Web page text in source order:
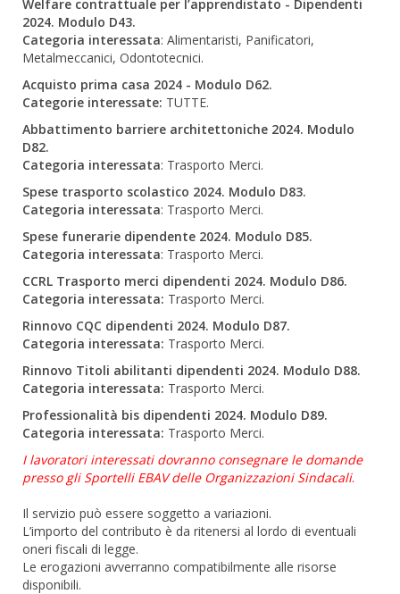
Welfare contrattuale per l’apprendistato - Dipendenti
2024. Modulo D43.
Categoria interessata: Alimentaristi, Panificatori,
Metalmeccanici, Odontotecnici.
Acquisto prima casa 2024 - Modulo D62.
Categorie interessate: TUTTE.
Abbattimento barriere architettoniche 2024. Modulo
D82.
Categoria interessata: Trasporto Merci.
Spese trasporto scolastico 2024. Modulo D83.
Categoria interessata: Trasporto Merci.
Spese funerarie dipendente 2024. Modulo D85.
Categoria interessata: Trasporto Merci.
CCRL Trasporto merci dipendenti 2024. Modulo D86.
Categoria interessata: Trasporto Merci.
Rinnovo CQC dipendenti 2024. Modulo D87.
Categoria interessata: Trasporto Merci.
Rinnovo Titoli abilitanti dipendenti 2024. Modulo D88.
Categoria interessata: Trasporto Merci.
Professionalità bis dipendenti 2024. Modulo D89.
Categoria interessata: Trasporto Merci.
I lavoratori interessati dovranno consegnare le domande
presso gli Sportelli EBAV delle Organizzazioni Sindacali.
Il servizio può essere soggetto a variazioni.
L’importo del contributo è da ritenersi al lordo di eventuali
oneri fiscali di legge.
Le erogazioni avverranno compatibilmente alle risorse
disponibili.